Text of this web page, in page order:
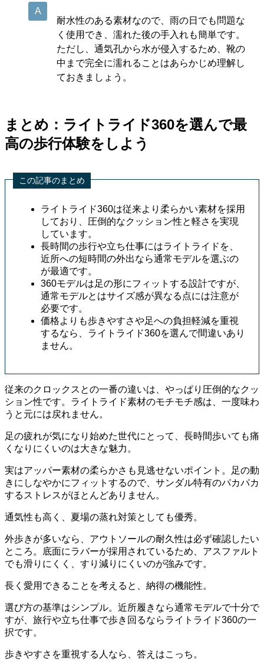
耐水性のある素材なので、雨の日でも問題な
く使用でき、濡れた後の手入れも簡単です。
ただし、通気孔から水が侵入するため、靴の
中まで完全に濡れることはあらかじめ理解し
ておきましょう。
まとめ：ライトライド360を選んで最
高の歩行体験をしよう
この記事のまとめ
ライトライド360は従来より柔らかい素材を採用
しており、圧倒的なクッション性と軽さを実現
しています。
長時間の歩行や立ち仕事にはライトライドを、
近所への短時間の外出なら通常モデルを選ぶの
が最適です。
360モデルは足の形にフィットする設計ですが、
通常モデルとはサイズ感が異なる点には注意が
必要です。
価格よりも歩きやすさや足への負担軽減を重視
するなら、ライトライド360を選んで間違いあり
ません。
従来のクロックスとの一番の違いは、やっぱり圧倒的なクッ
ション性です。ライトライド素材のモチモチ感は、一度味わ
うと元には戻れません。
足の疲れが気になり始めた世代にとって、長時間歩いても痛
くなりにくいのは大きな魅力。
実はアッパー素材の柔らかさも見逃せないポイント。足の動
きにしなやかにフィットするので、サンダル特有のパカパカ
するストレスがほとんどありません。
通気性も高く、夏場の蒸れ対策としても優秀。
外歩きが多いなら、アウトソールの耐久性は必ず確認したい
ところ。底面にラバーが採用されているため、アスファルト
でも滑りにくく、すり減りにくいのが強みです。
長く愛用できることを考えると、納得の機能性。
選び方の基準はシンプル。近所履きなら通常モデルで十分で
すが、旅行や立ち仕事で歩き回るならライトライド360の一
択です。
歩きやすさを重視する人なら、答えはこっち。